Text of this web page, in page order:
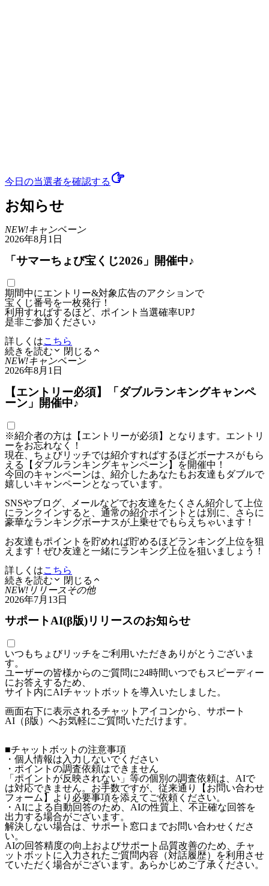
今日の当選者を確認する
お知らせ
NEW!キャンペーン
2026年8月1日
「サマーちょび宝くじ2026」開催中♪
期間中にエントリー&対象広告のアクションで
宝くじ番号を一枚発行！
利用すればするほど、ポイント当選確率UP⤴
是非ご参加ください♪
詳しくはこちら
続きを読む
閉じる
NEW!キャンペーン
2026年8月1日
【エントリー必須】「ダブルランキングキャンペ
ーン」開催中♪
※紹介者の方は【エントリーが必須】となります。エントリ
ーをお忘れなく！
現在、ちょびリッチでは紹介すればするほどボーナスがもら
える【ダブルランキングキャンペーン】を開催中！
今回のキャンペーンは、紹介したあなたもお友達もダブルで
嬉しいキャンペーンとなっています。
SNSやブログ、メールなどでお友達をたくさん紹介して上位
にランクインすると、通常の紹介ポイントとは別に、さらに
豪華なランキングボーナスが上乗せでもらえちゃいます！
お友達もポイントを貯めれば貯めるほどランキング上位を狙
えます！ぜひ友達と一緒にランキング上位を狙いましょう！
詳しくはこちら
続きを読む
閉じる
NEW! リリースその他
2026年7月13日
サポートAI(β版)リリースのお知らせ
いつもちょびリッチをご利用いただきありがとうございま
す。
ユーザーの皆様からのご質問に24時間いつでもスピーディー
にお答えするため、
サイト内にAIチャットボットを導入いたしました。
画面右下に表示されるチャットアイコンから、サポート
AI（β版）へお気軽にご質問いただけます。
■チャットボットの注意事項
・個人情報は入力しないでください
・ポイントの調査依頼はできません
「ポイントが反映されない」等の個別の調査依頼は、AIで
は対応できません。お手数ですが、従来通り【お問い合わせ
フォーム】より必要事項を添えてご依頼ください。
・AIによる自動回答のため、AIの性質上、不正確な回答を
出力する場合がございます。
解決しない場合は、サポート窓口までお問い合わせくださ
い。
AIの回答精度の向上およびサポート品質改善のため、チャ
ットボットに入力されたご質問内容（対話履歴）を利用させ
ていただく場合がございます。あらかじめご了承ください。